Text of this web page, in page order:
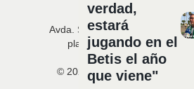
Avda. San Francisco Javier, 22
planta 5 · 41018 Sevilla ·
© 2026 Estadio Deportivo. All
verdad,
estará
jugando en el
Betis el año
que viene"